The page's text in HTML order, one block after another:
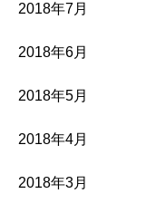
2018年7月
2018年6月
2018年5月
2018年4月
2018年3月